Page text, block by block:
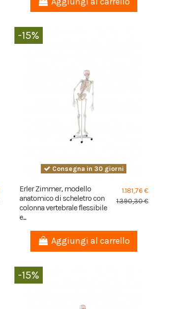
-15%
Consegna in 30 giorni
Erler Zimmer, modello
anatomico di scheletro con
colonna vertebrale flessibile
e...
1.181,76 €
1.390,30 €
Aggiungi al carrello
-15%